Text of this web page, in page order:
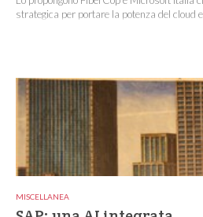
strategica per portare la potenza del cloud
MISCELLANEA